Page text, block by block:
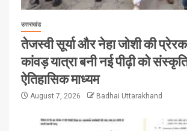
उत्तराखंड
तेजस्वी सूर्या और नेहा जोशी की
कांवड़ यात्रा बनी नई पीढ़ी को
ऐतिहासिक माध्यम
August 7, 2026 Badhai Uttarakhand